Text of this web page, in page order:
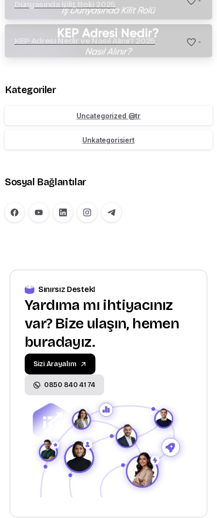
Dünyasında Kilit Rolü 2025
KEP Adresi Nedir ve Nasıl Alınır? 2025 -
Kategoriler
Uncategorized @tr
Unkategorisiert
Sosyal Bağlantılar
Sınırsız Destek!
Yardıma mı ihtiyacınız
var? Bize ulaşın, hemen
buradayız.
Sizi Arayalım
0850 840 41 74